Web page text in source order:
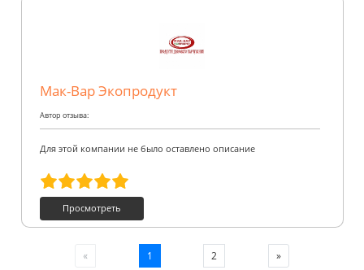
Мак-Вар Экопродукт
Автор отзыва:
Для этой компании не было оставлено описание
Просмотреть
« 1 2 »